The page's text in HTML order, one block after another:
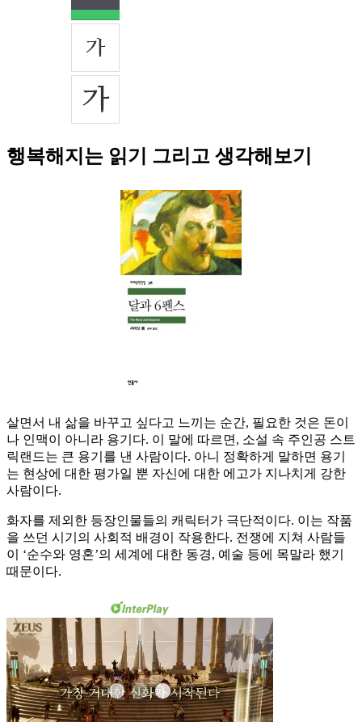
행복해지는 읽기 그리고 생각해보기
살면서 내 삶을 바꾸고 싶다고 느끼는 순간, 필요한 것은 돈이
나 인맥이 아니라 용기다. 이 말에 따르면, 소설 속 주인공 스트
릭랜드는 큰 용기를 낸 사람이다. 아니 정확하게 말하면 용기
는 현상에 대한 평가일 뿐 자신에 대한 에고가 지나치게 강한
사람이다.
화자를 제외한 등장인물들의 캐릭터가 극단적이다. 이는 작품
을 쓰던 시기의 사회적 배경이 작용한다. 전쟁에 지쳐 사람들
이 ‘순수와 영혼’의 세계에 대한 동경, 예술 등에 목말라 했기
때문이다.